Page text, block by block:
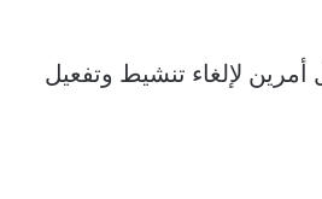
أمرين لإلغاء تنشيط وتفعيل